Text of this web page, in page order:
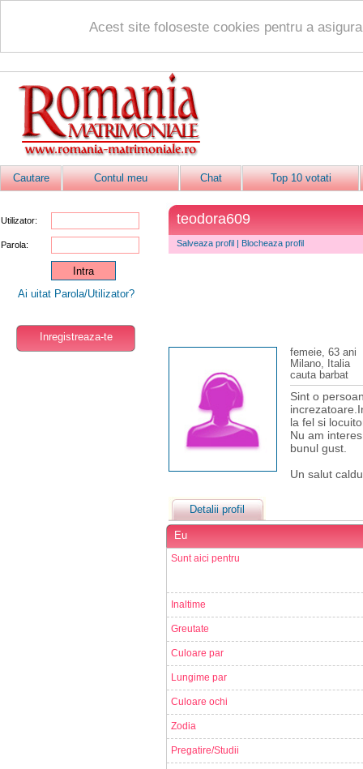
Acest site foloseste cookies pentru a
Cautare Contul meu Chat Top 10 votati
Utilizator:
Parola:
Ai uitat Parola/Utilizator?
Inregistreaza-te
teodora609
Salveaza profil | Blocheaza profil
femeie, 63 ani
Milano, Italia
cauta barbat
Sint o
la fel si
Nu am
bunul gust.
Un salut
Detalii profil
Eu
Sunt aici pentru
Inaltime
Greutate
Culoare par
Lungime par
Culoare ochi
Zodia
Pregatire/Studii